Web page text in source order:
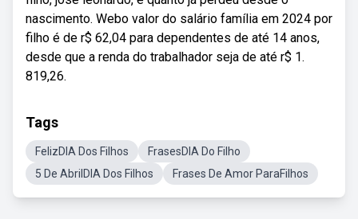
nascimento. Webo valor do salário família em 2024 por
filho é de r$ 62,04 para dependentes de até 14 anos,
desde que a renda do trabalhador seja de até r$ 1.
819,26.
Tags
FelizDIA Dos Filhos
FrasesDIA Do Filho
5 De AbrilDIA Dos Filhos
Frases De Amor ParaFilhos